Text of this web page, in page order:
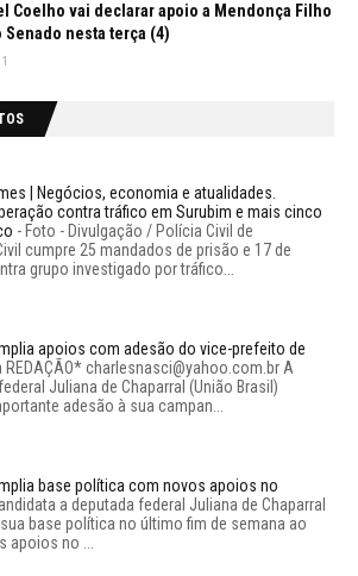
Coelho vai declarar apoio a Mendonça Filho
Senado nesta terça (4)
| Negócios, economia e atualidades.
contra tráfico em Surubim e mais cinco
- Foto - Divulgação / Polícia Civil de
cumpre 25 mandados de prisão e 17 de
grupo investigado por tráfico...
apoios com adesão do vice-prefeito de
REDAÇÃO* charlesnasci@yahoo.com.br A
Juliana de Chaparral (União Brasil)
adesão à sua campan...
base política com novos apoios no
a deputada federal Juliana de Chaparral
base política no último fim de semana ao
no ...